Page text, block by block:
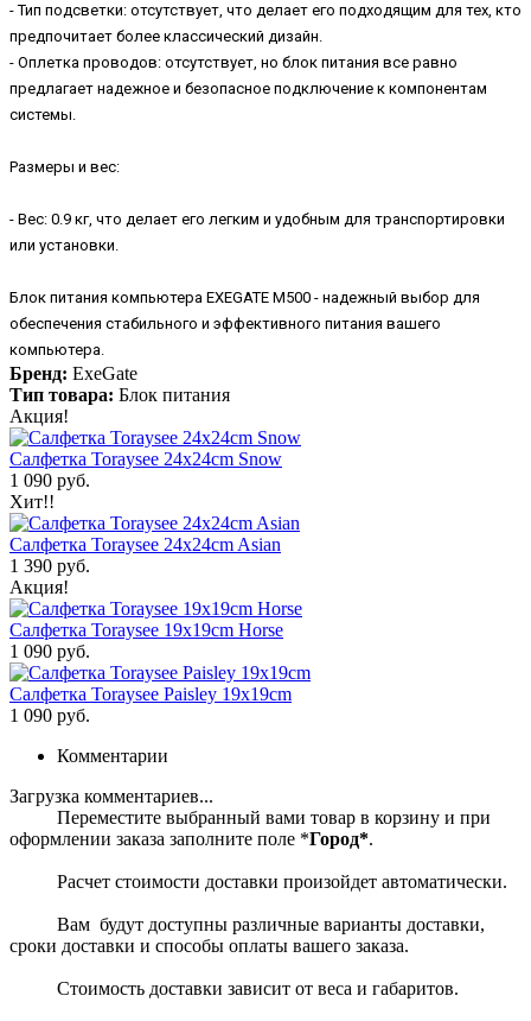
- Тип подсветки: отсутствует, что делает его подходящим для тех, кто
предпочитает более классический дизайн.
- Оплетка проводов: отсутствует, но блок питания все равно
предлагает надежное и безопасное подключение к компонентам
системы.
Размеры и вес:
- Вес: 0.9 кг, что делает его легким и удобным для транспортировки
или установки.
Блок питания компьютера EXEGATE M500 - надежный выбор для
обеспечения стабильного и эффективного питания вашего
компьютера.
Бренд: ExeGate
Тип товара: Блок питания
Акция!
Салфетка Toraysee 24x24cm Snow
1 090 руб.
Хит!!
Салфетка Toraysee 24x24cm Asian
1 390 руб.
Акция!
Салфетка Toraysee 19x19cm Horse
1 090 руб.
Салфетка Toraysee Paisley 19x19cm
1 090 руб.
Комментарии
Загрузка комментариев...
Переместите выбранный вами товар в корзину и при
оформлении заказа заполните поле *Город*.
Расчет стоимости доставки произойдет автоматически.
Вам будут доступны различные варианты доставки,
сроки доставки и способы оплаты вашего заказа.
Стоимость доставки зависит от веса и габаритов.